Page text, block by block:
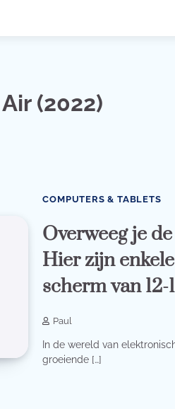
(2022)
COMPUTERS & TABLETS
Overweeg je
Hier zijn
scherm van
Paul
In de wereld van
groeiende […]